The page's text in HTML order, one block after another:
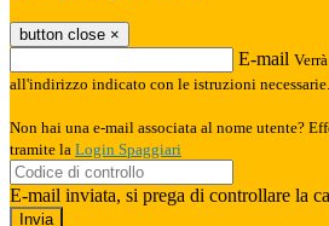
button close ×
E-mail
all'indirizzo indicato con le istruzioni necessarie.
Non hai una e-mail associata al nome utente?
tramite la Login Spaggiari
E-mail inviata, si prega di controllare la